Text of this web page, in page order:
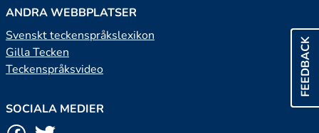
FEEDBACK
ANDRA WEBBPLATSER
Svenskt teckenspråkslexikon
Gilla Tecken
Teckenspråksvideo
SOCIALA MEDIER